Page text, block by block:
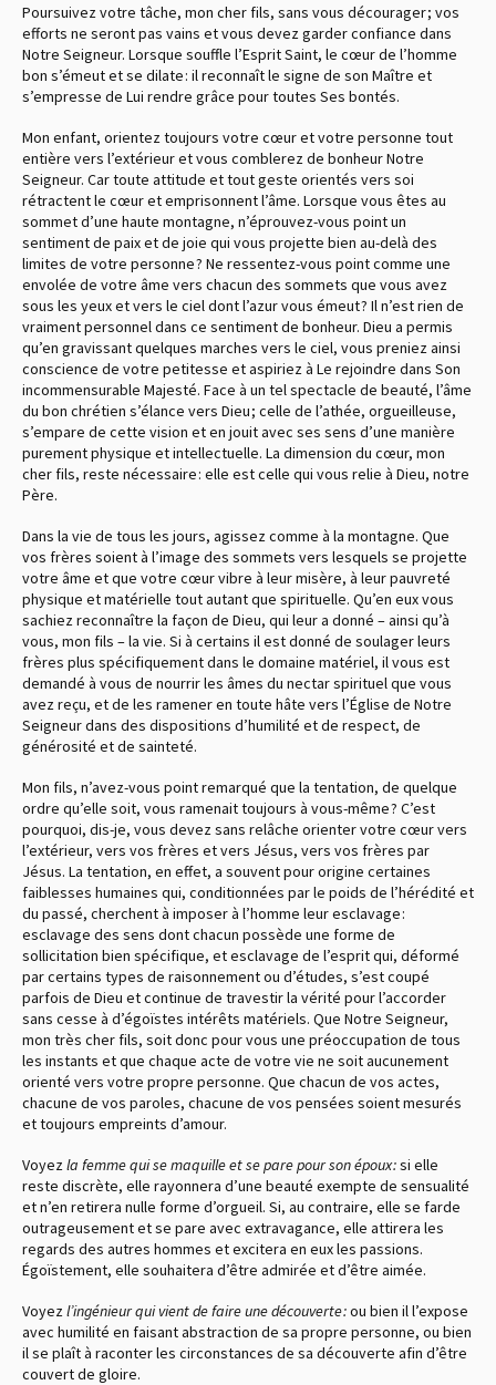
Poursuivez votre tâche, mon cher fils, sans vous décourager ; vos
efforts ne seront pas vains et vous devez garder confiance dans
Notre Seigneur. Lorsque souffle l’Esprit Saint, le cœur de l’homme
bon s’émeut et se dilate : il reconnaît le signe de son Maître et
s’empresse de Lui rendre grâce pour toutes Ses bontés.
Mon enfant, orientez toujours votre cœur et votre personne tout
entière vers l’extérieur et vous comblerez de bonheur Notre
Seigneur. Car toute attitude et tout geste orientés vers soi
rétractent le cœur et emprisonnent l’âme. Lorsque vous êtes au
sommet d’une haute montagne, n’éprouvez-vous point un
sentiment de paix et de joie qui vous projette bien au-delà des
limites de votre personne ? Ne ressentez-vous point comme une
envolée de votre âme vers chacun des sommets que vous avez
sous les yeux et vers le ciel dont l’azur vous émeut ? Il n’est rien de
vraiment personnel dans ce sentiment de bonheur. Dieu a permis
qu’en gravissant quelques marches vers le ciel, vous preniez ainsi
conscience de votre petitesse et aspiriez à Le rejoindre dans Son
incommensurable Majesté. Face à un tel spectacle de beauté, l’âme
du bon chrétien s’élance vers Dieu ; celle de l’athée, orgueilleuse,
s’empare de cette vision et en jouit avec ses sens d’une manière
purement physique et intellectuelle. La dimension du cœur, mon
cher fils, reste nécessaire : elle est celle qui vous relie à Dieu, notre
Père.
Dans la vie de tous les jours, agissez comme à la montagne. Que
vos frères soient à l’image des sommets vers lesquels se projette
votre âme et que votre cœur vibre à leur misère, à leur pauvreté
physique et matérielle tout autant que spirituelle. Qu’en eux vous
sachiez reconnaître la façon de Dieu, qui leur a donné – ainsi qu’à
vous, mon fils – la vie. Si à certains il est donné de soulager leurs
frères plus spécifiquement dans le domaine matériel, il vous est
demandé à vous de nourrir les âmes du nectar spirituel que vous
avez reçu, et de les ramener en toute hâte vers l’Église de Notre
Seigneur dans des dispositions d’humilité et de respect, de
générosité et de sainteté.
Mon fils, n’avez-vous point remarqué que la tentation, de quelque
ordre qu’elle soit, vous ramenait toujours à vous-même ? C’est
pourquoi, dis-je, vous devez sans relâche orienter votre cœur vers
l’extérieur, vers vos frères et vers Jésus, vers vos frères par
Jésus. La tentation, en effet, a souvent pour origine certaines
faiblesses humaines qui, conditionnées par le poids de l’hérédité et
du passé, cherchent à imposer à l’homme leur esclavage :
esclavage des sens dont chacun possède une forme de
sollicitation bien spécifique, et esclavage de l’esprit qui, déformé
par certains types de raisonnement ou d’études, s’est coupé
parfois de Dieu et continue de travestir la vérité pour l’accorder
sans cesse à d’égoïstes intérêts matériels. Que Notre Seigneur,
mon très cher fils, soit donc pour vous une préoccupation de tous
les instants et que chaque acte de votre vie ne soit aucunement
orienté vers votre propre personne. Que chacun de vos actes,
chacune de vos paroles, chacune de vos pensées soient mesurés
et toujours empreints d’amour.
Voyezla femme qui se maquille et se pare pour son époux :si elle
reste discrète, elle rayonnera d’une beauté exempte de sensualité
et n’en retirera nulle forme d’orgueil. Si, au contraire, elle se farde
outrageusement et se pare avec extravagance, elle attirera les
regards des autres hommes et excitera en eux les passions.
Égoïstement, elle souhaitera d’être admirée et d’être aimée.
Voyezl’ingénieur qui vient de faire une découverte :ou bien il l’expose
avec humilité en faisant abstraction de sa propre personne, ou bien
il se plaît à raconter les circonstances de sa découverte afin d’être
couvert de gloire.